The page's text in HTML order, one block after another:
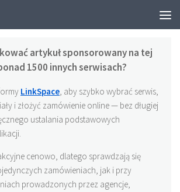
artykuł sponsorowany na tej
1500 innych serwisach?
LinkSpace, aby szybko wybrać serwis,
i złożyć zamówienie online — bez długiej
ustalania podstawowych
cenowo, dlatego sprawdzają się
zamówieniach, jak i przy
prowadzonych przez agencje,